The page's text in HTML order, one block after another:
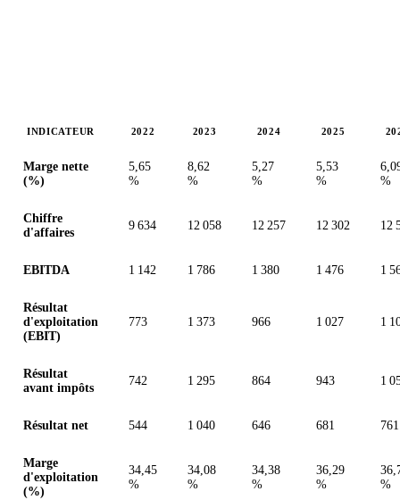
INDICATEUR 2022 2023 2024 2025
Marge nette
(%)
5,65
%
8,62
%
5,27
%
5,53
%
%
Chiffre
d'affaires
9 634 12 058 12 257 12 302 12
EBITDA 1 142 1 786 1 380 1 476 1
Résultat
d'exploitation
(EBIT)
773 1 373 966 1 027 1
Résultat
avant impôts
742 1 295 864 943 1
Résultat net 544 1 040 646 681 761
Marge
d'exploitation
(%)
34,45
%
34,08
%
34,38
%
36,29
%
%